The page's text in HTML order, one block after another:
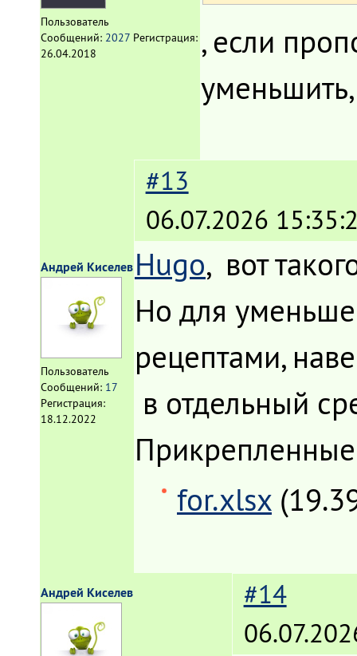
Пользователь
Сообщений: 2027 Регистрация:
26.04.2018
, если
Андрей Киселев
Пользователь
Сообщений: 17
Регистрация:
18.12.2022
#13
06.07.2026
Hugo, вот
Но для
рецептами,
в отдельный
for.xlsx
Андрей Киселев
#14